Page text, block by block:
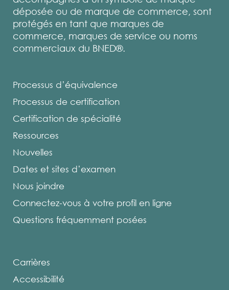
déposée ou de marque de commerce, sont
protégés en tant que marques de
commerce, marques de service ou noms
commerciaux du BNED®.
Processus d’équivalence
Processus de certification
Certification de spécialité
Ressources
Nouvelles
Dates et sites d’examen
Nous joindre
Connectez-vous à votre profil en ligne
Questions fréquemment posées
Carrières
Accessibilité